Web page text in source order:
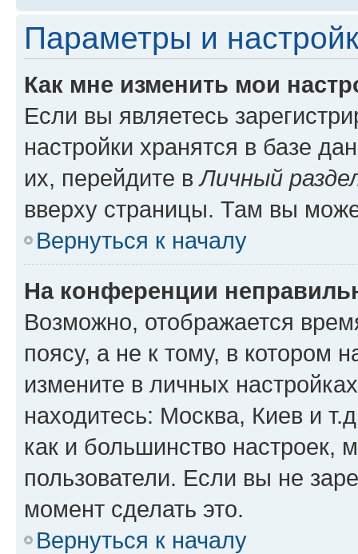
Параметры и
Как мне изменить мои
Если вы являетесь
настройки хранятся в базе
их, перейдите вЛичный
вверху страницы. Там вы
Вернуться к началу
На конференции
Возможно, отображается
поясу, а не к тому, в котором
измените в личных
находитесь: Москва, Киев и
как и большинство настроек,
пользователи. Если вы не
момент сделать это.
Вернуться к началу